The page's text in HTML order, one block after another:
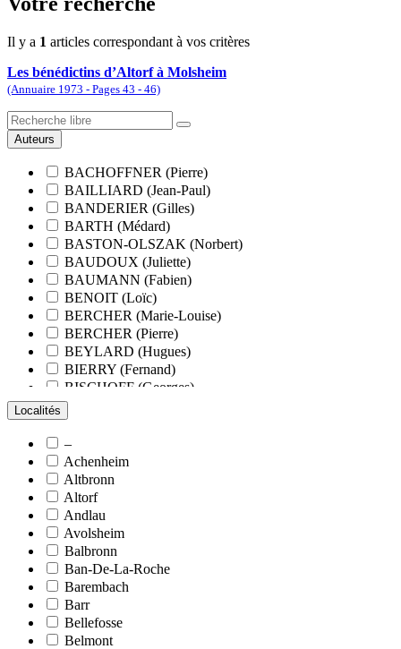
Il y a 1 articles correspondant à vos critères
Les bénédictins d’Altorf à Molsheim
(Annuaire 1973 - Pages 43 - 46)
Auteurs
BACHOFFNER (Pierre)
BAILLIARD (Jean-Paul)
BANDERIER (Gilles)
BARTH (Médard)
BASTON-OLSZAK (Norbert)
BAUDOUX (Juliette)
BAUMANN (Fabien)
BENOIT (Loïc)
BERCHER (Marie-Louise)
BERCHER (Pierre)
BEYLARD (Hugues)
BIERRY (Fernand)
BISCHOFF (Georges)
BLANCHARD (François)
BLANCHARD (Pierre-Valentin)
BLUMENROEDER (Quentin)
BOEHLER (Jean-Michel)
BOËS (Simone)
BORNERT (René)
BOUR (Bernard)
BOURCART (Jean)
BOUVET (Maurice)
BOXBERGER (Romain)
BRAUN (Jean)
BRAUN (Suzanne)
BRETZ (Nicolas)
Localités
–
Achenheim
Altbronn
Altorf
Andlau
Avolsheim
Balbronn
Ban-De-La-Roche
Barembach
Barr
Bellefosse
Belmont